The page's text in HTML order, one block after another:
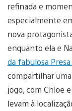
refinada e
especialmente
nova
enquanto ela e
da fabulosa
compartilhar
jogo, com Chloe
levam à